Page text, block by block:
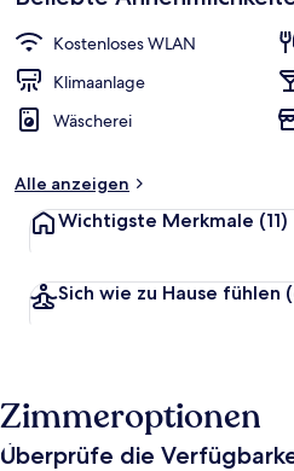
w
Kostenloses WLAN
Klimaanlage
Wäscherei
Alle anzeigen
Wichtigste Merkmale (11)
Sich wie zu Hause fühlen
Zimmeroptionen
Überprüfe die